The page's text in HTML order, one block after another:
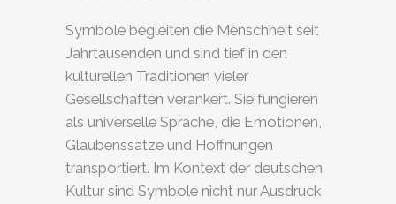
Symbole begleiten die Menschheit seit
Jahrtausenden und sind tief in den
kulturellen Traditionen vieler
Gesellschaften verankert. Sie fungieren
als universelle Sprache, die Emotionen,
Glaubenssätze und Hoffnungen
transportiert. Im Kontext der deutschen
Kultur sind Symbole nicht nur Ausdruck